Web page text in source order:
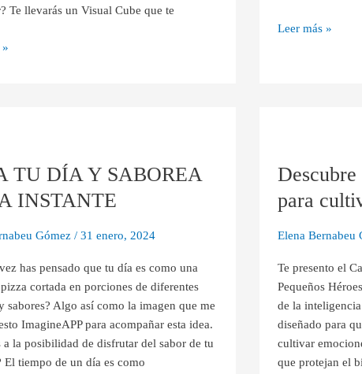
Te llevarás un Visual Cube que te
»
Leer más »
TU DÍA Y SABOREA
INSTANTE
Gómez / 31 enero, 2024
has pensado que tu día es como una
cortada en porciones de diferentes
sabores? Algo así como la imagen que me
ImagineAPP para acompañar esta idea.
a la posibilidad de disfrutar del sabor de tu
El tiempo de un día es como
para
Elena Bernabeu
Te presento el
Pequeños
de la
diseñado para
cultivar
que protejan el
Calendario
para
bienestar